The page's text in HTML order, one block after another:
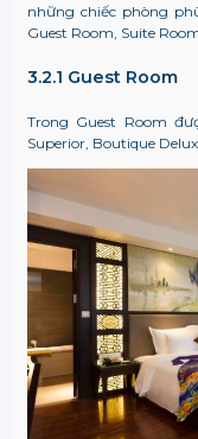
những chiếc phòng
Guest Room, Suite
3.2.1 Guest Room
Trong Guest Room
Superior, Boutique